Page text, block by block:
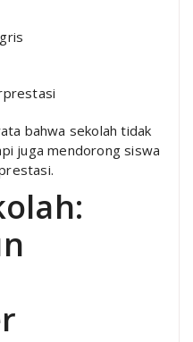
bahwa sekolah tidak
juga mendorong siswa